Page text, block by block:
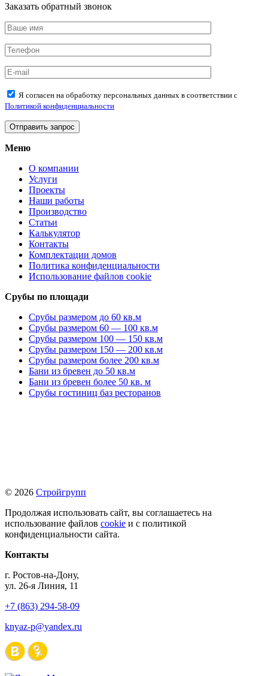
Заказать обратный звонок
Я согласен на обработку персональных данных в соответствии с
Политикой конфиденциальности
Меню
О компании
Услуги
Проекты
Наши работы
Производство
Статьи
Калькулятор
Контакты
Комплектации домов
Политика конфиденциальности
Использование файлов cookie
Срубы по площади
Срубы размером до 60 кв.м
Срубы размером 60 — 100 кв.м
Срубы размером 100 — 150 кв.м
Срубы размером 150 — 200 кв.м
Срубы размером более 200 кв.м
Бани из бревен до 50 кв.м
Бани из бревен более 50 кв. м
Срубы гостиниц баз ресторанов
© 2026 Стройгрупп
Продолжая использовать сайт, вы соглашаетесь на
использование файлов cookie и с политикой
конфиденциальности сайта.
Контакты
г. Ростов-на-Дону,
ул. 26-я Линия, 11
+7 (863) 294-58-09
knyaz-p@yandex.ru